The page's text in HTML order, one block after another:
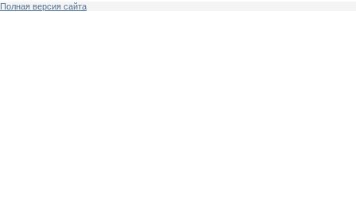
Полная версия сайта